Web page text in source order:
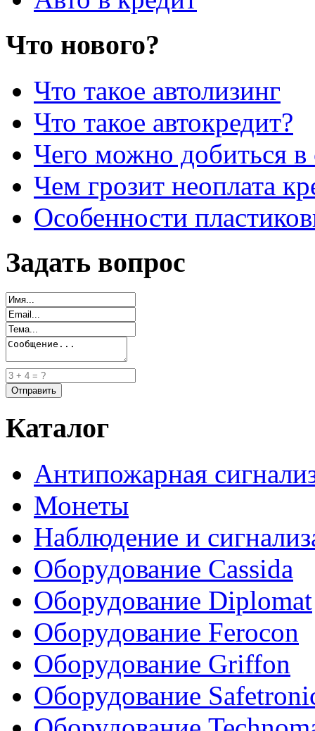
Что нового?
Что такое автолизинг
Что такое автокредит?
Чего можно добиться в
Чем грозит неоплата
Особенности
Задать вопрос
Каталог
Антипожарная
Монеты
Наблюдение и
Оборудование Cassida
Оборудование Diplomat
Оборудование Ferocon
Оборудование Griffon
Оборудование